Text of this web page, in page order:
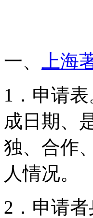
一、 上海
1．申请
成日期、
独、合作
人情况
2．申请